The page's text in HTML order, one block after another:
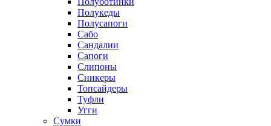
Полукеды
Полусапоги
Сабо
Сандалии
Сапоги
Слипоны
Сникеры
Топсайдеры
Туфли
Угги
Сумки